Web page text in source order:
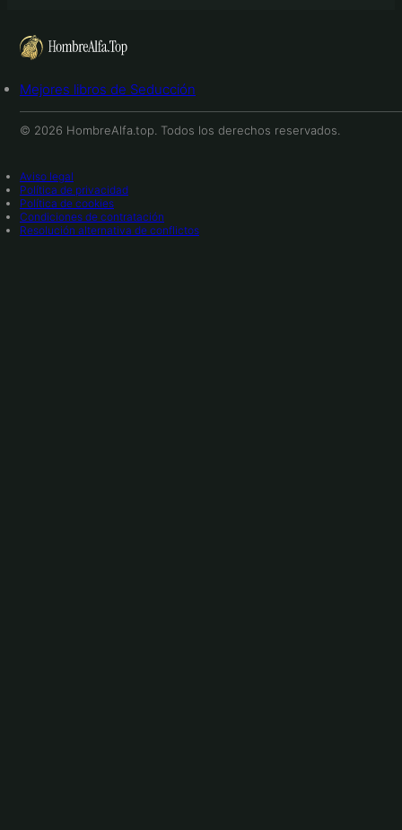
Mejores libros de Seducción
© 2026 HombreAlfa.top. Todos los derechos reservados.
Aviso legal
Política de privacidad
Política de cookies
Condiciones de contratación
Resolución alternativa de conflictos